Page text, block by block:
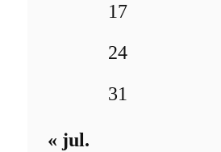
17
24
31
« jul.